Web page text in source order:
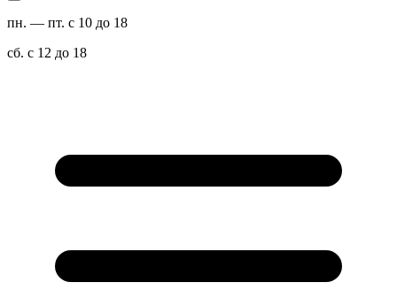
пн. — пт. с 10 до 18
сб. с 12 до 18